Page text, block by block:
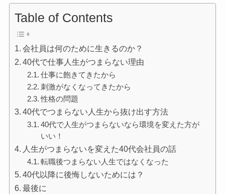
Table of Contents
会社員は何のために生きるのか？
40代で仕事人生がつまらない理由
仕事に飽きてきたから
刺激がなくなってきたから
性格の問題
40代でつまらない人生から抜け出す方法
40代で人生がつまらないなら環境を変えた方が
いい！
人生がつまらないを変えた40代会社員の話
転職後つまらない人生ではなくなった
40代以降に後悔しないためには？
最後に